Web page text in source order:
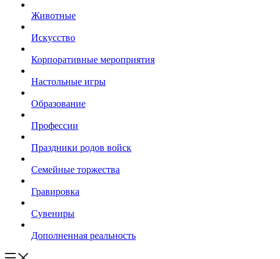
Животные
Искусство
Корпоративные мероприятия
Настольные игры
Образование
Профессии
Праздники родов войск
Семейные торжества
Гравировка
Сувениры
Дополненная реальность